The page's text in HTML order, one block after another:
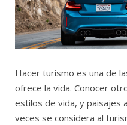
Hacer turismo es una de
ofrece la vida. Conocer
estilos de vida, y paisajes
veces se considera al